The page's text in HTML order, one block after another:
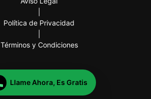
Política de Privacidad
Términos y Condiciones
Llame Ahora, Es Gratis